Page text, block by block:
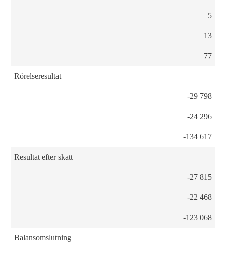
5
13
77
Rörelseresultat
-29 798
-24 296
-134 617
Resultat efter skatt
-27 815
-22 468
-123 068
Balansomslutning